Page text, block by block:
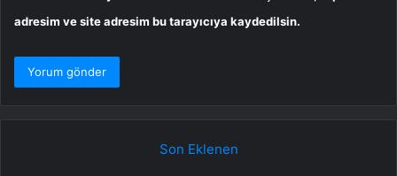
adresim ve site adresim bu tarayıcıya kaydedilsin.
Son Eklenen